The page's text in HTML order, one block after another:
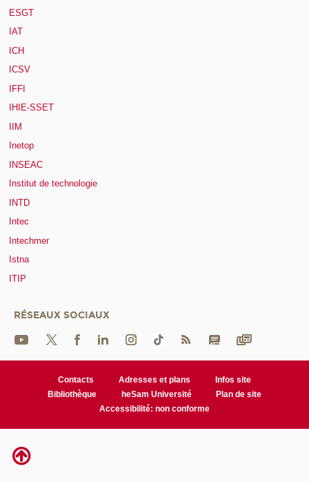
ESGT
IAT
ICH
ICSV
IFFI
IHIE-SSET
IIM
Inetop
INSEAC
Institut de technologie
INTD
Intec
Intechmer
Istna
ITIP
RÉSEAUX SOCIAUX
Contacts Adresses et plans
Infos site
Bibliothèque
heSam Université
Plan de site
Accessibilité: non conforme